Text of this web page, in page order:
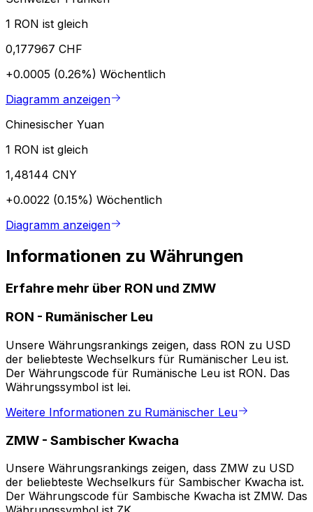
1 RON ist gleich
0,177967 CHF
+0.0005 (0.26%) Wöchentlich
Diagramm anzeigen
Chinesischer Yuan
1 RON ist gleich
1,48144 CNY
+0.0022 (0.15%) Wöchentlich
Diagramm anzeigen
Informationen zu Währungen
Erfahre mehr über RON und ZMW
RON - Rumänischer Leu
Unsere Währungsrankings zeigen, dass RON zu USD
der beliebteste Wechselkurs für Rumänischer Leu ist.
Der Währungscode für Rumänische Leu ist RON. Das
Währungssymbol ist lei.
Weitere Informationen zu Rumänischer Leu
ZMW - Sambischer Kwacha
Unsere Währungsrankings zeigen, dass ZMW zu USD
der beliebteste Wechselkurs für Sambischer Kwacha ist.
Der Währungscode für Sambische Kwacha ist ZMW. Das